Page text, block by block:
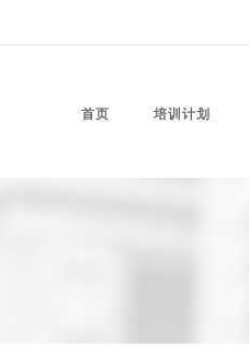
首页 培训计划